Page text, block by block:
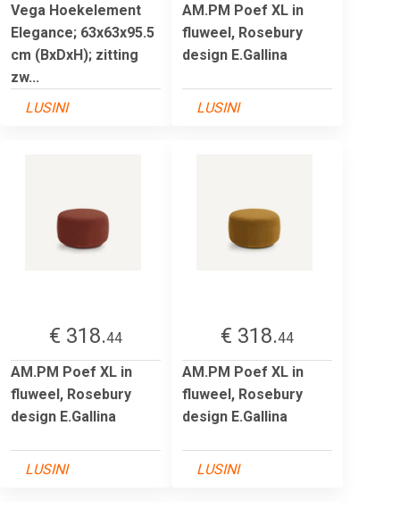
Vega Hoekelement
Elegance; 63x63x95.5
cm (BxDxH); zitting
zw...
LUSINI
AM.PM Poef XL in
fluweel, Rosebury
design E.Gallina
LUSINI
€ 318.44
AM.PM Poef XL in
fluweel, Rosebury
design E.Gallina
LUSINI
€ 318.44
AM.PM Poef XL in
fluweel, Rosebury
design E.Gallina
LUSINI